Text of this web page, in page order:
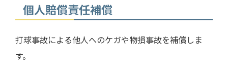
個人賠償責任補償
打球事故による他人へのケガや物損事故を補償しま
す。